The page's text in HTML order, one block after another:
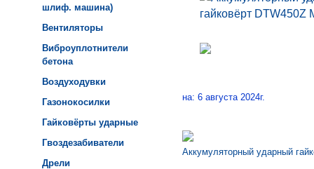
шлиф. машина)
Вентиляторы
Виброуплотнители
бетона
Воздуходувки
Газонокосилки
Гайковёрты ударные
Гвоздезабиватели
Дрели
на: 6 августа 2024г.
Аккумуляторный ударный